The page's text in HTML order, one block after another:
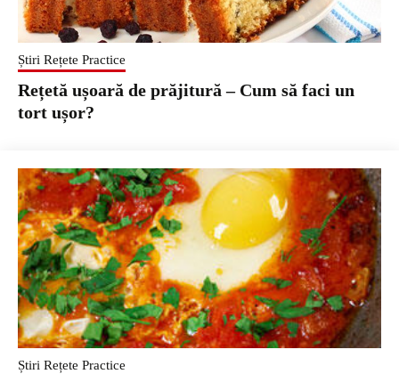
Știri Rețete Practice
Rețetă ușoară de prăjitură – Cum să faci un
tort ușor?
Știri Rețete Practice